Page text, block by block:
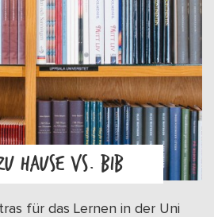
HAUSE VS. BIB
für das Lernen in der Uni